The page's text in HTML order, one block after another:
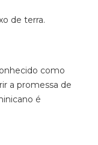
de terra.
como
a promessa de
é